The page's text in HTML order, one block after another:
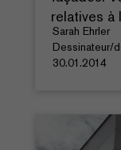
relatives à
Sarah Ehrler
Dessinateur/
30.01.2014